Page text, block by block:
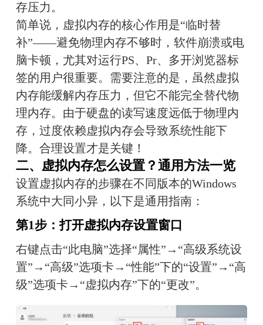
存压力。
简单说，虚拟内存的核心作用是“临时替
补”——避免物理内存不够时，软件崩溃或电
脑卡顿，尤其对运行PS、Pr、多开浏览器标
签的用户很重要。需要注意的是，虽然虚拟
内存能缓解内存压力，但它不能完全替代物
理内存。由于硬盘的读写速度远低于物理内
存，过度依赖虚拟内存会导致系统性能下
降。合理设置才是关键！
二、虚拟内存怎么设置？通用方法一览
设置虚拟内存的步骤在不同版本的Windows
系统中大同小异，以下是通用指南：
第1步：打开虚拟内存设置窗口
右键点击“此电脑”选择“属性”→“高级系统设
置”→“高级”选项卡→“性能”下的“设置”→“高
级”选项卡→“虚拟内存”下的“更改”。